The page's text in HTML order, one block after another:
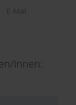
E-Mail
Innen: